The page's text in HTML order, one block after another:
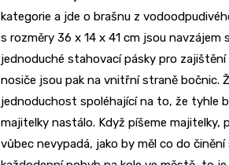
kategorie a jde o brašnu z
s rozměry 36 x 14 x 41 cm jsou
jednoduché stahovací pásky pro
nosiče jsou pak na vnitřní straně bočnic.
jednoduchost spoléhající na to, že tyhle
majitelky nastálo. Když píšeme majitelky,
vůbec nevypadá, jako by měl co do